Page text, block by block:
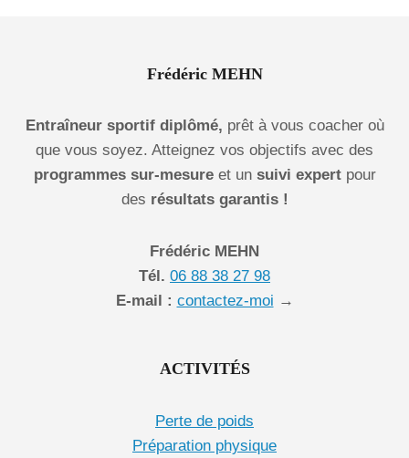
Frédéric MEHN
Entraîneur sportif diplômé, prêt à vous coacher où
que vous soyez. Atteignez vos objectifs avec des
programmes sur-mesureet un suivi expertpour
des résultats garantis !
Frédéric MEHN
Tél. 06 88 38 27 98
E-mail : contactez-moi →
ACTIVITÉS
Perte de poids
Préparation physique